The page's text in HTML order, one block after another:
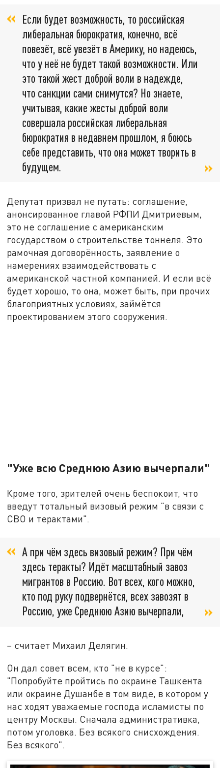
Если будет возможность, то российская
либеральная бюрократия, конечно, всё
повезёт, всё увезёт в Америку, но надеюсь,
что у неё не будет такой возможности. Или
это такой жест доброй воли в надежде,
что санкции сами снимутся? Но знаете,
учитывая, какие жесты доброй воли
совершала российская либеральная
бюрократия в недавнем прошлом, я боюсь
себе представить, что она может творить в
будущем.
Депутат призвал не путать: соглашение,
анонсированное главой РФПИ Дмитриевым,
это не соглашение с американским
государством о строительстве тоннеля. Это
рамочная договорённость, заявление о
намерениях взаимодействовать с
американской частной компанией. И если всё
будет хорошо, то она, может быть, при прочих
благоприятных условиях, займётся
проектированием этого сооружения.
"Уже всю Среднюю Азию вычерпали"
Кроме того, зрителей очень беспокоит, что
введут тотальный визовый режим "в связи с
СВО и терактами".
А при чём здесь визовый режим? При чём
здесь теракты? Идёт масштабный завоз
мигрантов в Россию. Вот всех, кого можно,
кто под руку подвернётся, всех завозят в
Россию, уже Среднюю Азию вычерпали,
– считает Михаил Делягин.
Он дал совет всем, кто "не в курсе":
"Попробуйте пройтись по окраине Ташкента
или окраине Душанбе в том виде, в котором у
нас ходят уважаемые господа исламисты по
центру Москвы. Сначала административка,
потом уголовка. Без всякого снисхождения.
Без всякого".